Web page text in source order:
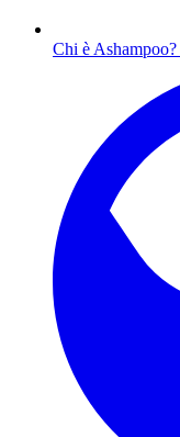
Chi è Ashampoo?